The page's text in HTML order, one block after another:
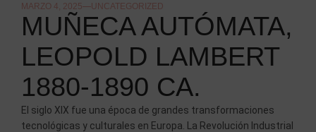
MARZO 4, 2025 UNCATEGORIZED
MUÑECA AUTÓMATA,
LEOPOLD LAMBERT
1880-1890 CA.
El siglo XIX fue una época de grandes transformaciones
tecnológicas y culturales en Europa. La Revolución Industrial